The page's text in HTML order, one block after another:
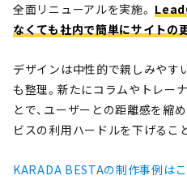
全面リニューアルを実施。
なくても社内で簡単にサイトの
デザインは中性的で親しみやす
も整理。新たにコラムやトレー
とで、ユーザーとの距離感を縮
ビスの利用ハードルを下げるこ
KARADA BESTAの制作事例は